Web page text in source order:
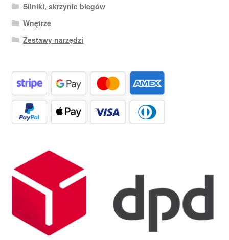
Silniki, skrzynie biegów
Wnętrze
Zestawy narzędzi